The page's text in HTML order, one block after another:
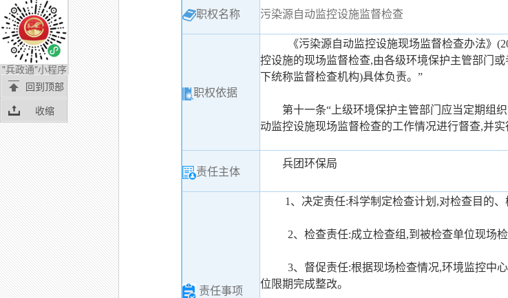
职权名称 污染源自动监控设施监督检查
职权依据
《污染源自动监控设施现场监督检查办法》
控设施的现场监督检查,由各级环境保护主管部门
下统称监督检查机构)具体负责。”
第十一条“上级环境保护主管部门应当定期组
动监控设施现场监督检查的工作情况进行督查,并实
责任主体
兵团环保局
责任事项
1、决定责任:科学制定检查计划,对检查目的
2、检查责任:成立检查组,到被检查单位现场
3、督促责任:根据现场检查情况,环境监控中
位限期完成整改。
"兵政通"小程序
回到顶部
收缩